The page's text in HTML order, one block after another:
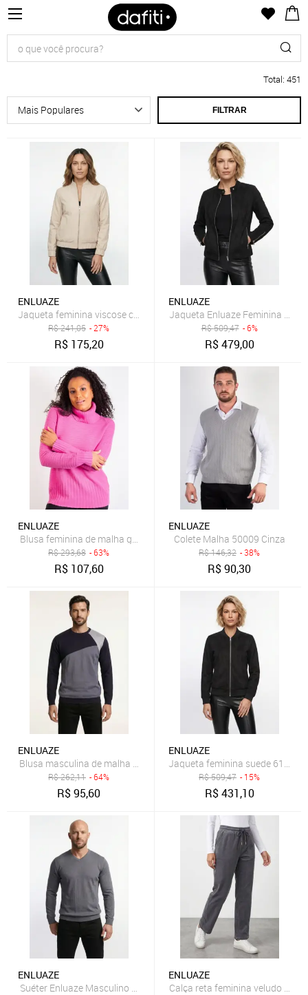
Total: 451
FILTRAR
ENLUAZE
Jaqueta feminina viscose com bolso 61172 - Cru
R$241,05 - 27%
R$ 175,20
ENLUAZE
Jaqueta Enluaze Feminina
R$509,47 - 6%
R$479,00
ENLUAZE
Blusa feminina de malha gola alta 80953 - Pink
R$293,68 - 63%
R$ 107,60
ENLUAZE
Colete Malha 50009 Cinza
R$146,32 - 38%
R$90,30
ENLUAZE
Blusa masculina de malha 50008 - Preto
R$262,11 - 64%
R$95,60
ENLUAZE
Jaqueta feminina suede 61465 -
R$509,47 - 15%
R$431,10
ENLUAZE
Suéter Enluaze Masculino Gola V De Malha 50001 - Chumbo
ENLUAZE
Calça reta feminina veludo